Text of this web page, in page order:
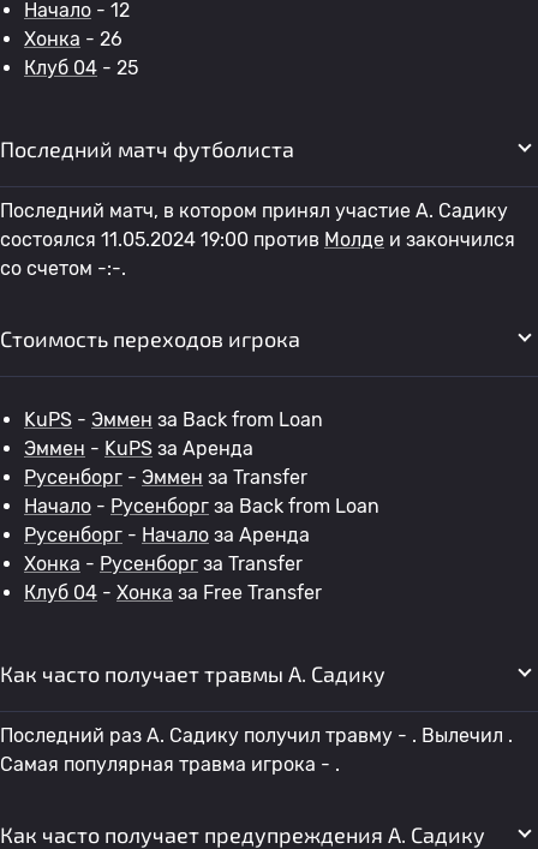
Начало - 12
Хонка - 26
Клуб 04 - 25
Последний матч футболиста
Последний матч, в котором принял участие A. Садику
состоялся 11.05.2024 19:00 против Молде и закончился
со счетом -:-.
Стоимость переходов игрока
KuPS - Эммен за Back from Loan
Эммен - KuPS за Аренда
Русенборг - Эммен за Transfer
Начало - Русенборг за Back from Loan
Русенборг - Начало за Аренда
Хонка - Русенборг за Transfer
Клуб 04 - Хонка за Free Transfer
Как часто получает травмы A. Садику
Последний раз A. Садику получил травму - . Вылечил .
Самая популярная травма игрока - .
Как часто получает предупреждения A. Садику